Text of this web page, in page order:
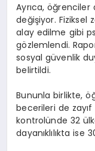
Ayrıca, öğrenciler
değişiyor. Fiziksel
alay edilme gibi
gözlemlendi.
sosyal güvenlik
belirtildi.
Bununla birlikte,
becerileri de
kontrolünde 32
dayanıklılıkta ise